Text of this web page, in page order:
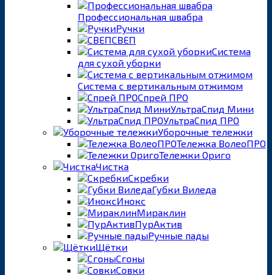
Профессиональная швабра
Ручки
СВЕП
Система
для сухой уборки
Система с вертикальным отжимом
Спрей ПРО
УльтраСпид Мини
УльтраСпид ПРО
Уборочные тележки
Тележка ВолеоПРО
Тележки Ориго
Чистка
Скребки
Губки Виледа
Инокс
Мираклин
ПурАктив
Ручные пады
Щётки
Сгоны
Совки